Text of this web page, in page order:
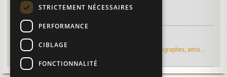
Article de Art & Métiers du Livre
Regards d'artistes...
Le moulin du Verger vu par les artistes-peintres, photographes, amis...
STRICTEMENT NÉCESSAIRES
PERFORMANCE
CIBLAGE
FONCTIONNALITÉ